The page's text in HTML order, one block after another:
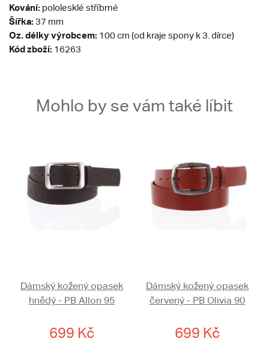
Kování: pololesklé stříbrné
Šířka: 37 mm
Oz. délky výrobcem: 100 cm (od kraje spony k 3. dírce)
Kód zboží: 16263
Mohlo by se vám také líbit
Dámský kožený opasek
hnědý - PB Allon 95
699 Kč
Dámský kožený opasek
červený - PB Olivia 90
699 Kč